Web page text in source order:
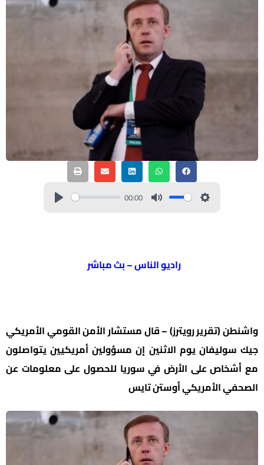
00:00
راديو الناس – بث مباشر
واشنطن (تقرير رويترز) – قال مستشار الأمن القومي الأمريكي
جيك سوليفان يوم الاثنين إن مسؤولين أمريكيين يتواصلون
مع أشخاص على الأرض في سوريا للحصول على معلومات عن
الصحفي الأمريكي أوستن تايس